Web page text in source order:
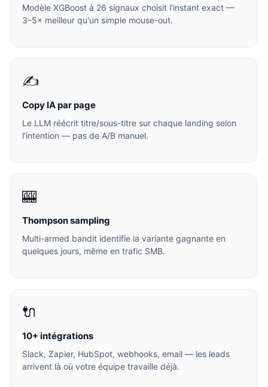
Modèle XGBoost à 26 signaux choisit l'instant exact —
3–5× meilleur qu'un simple mouse-out.
✍️
Copy IA par page
Le LLM réécrit titre/sous-titre sur chaque landing selon
l'intention — pas de A/B manuel.
🎰
Thompson sampling
Multi-armed bandit identifie la variante gagnante en
quelques jours, même en trafic SMB.
🔌
10+ intégrations
Slack, Zapier, HubSpot, webhooks, email — les leads
arrivent là où votre équipe travaille déjà.